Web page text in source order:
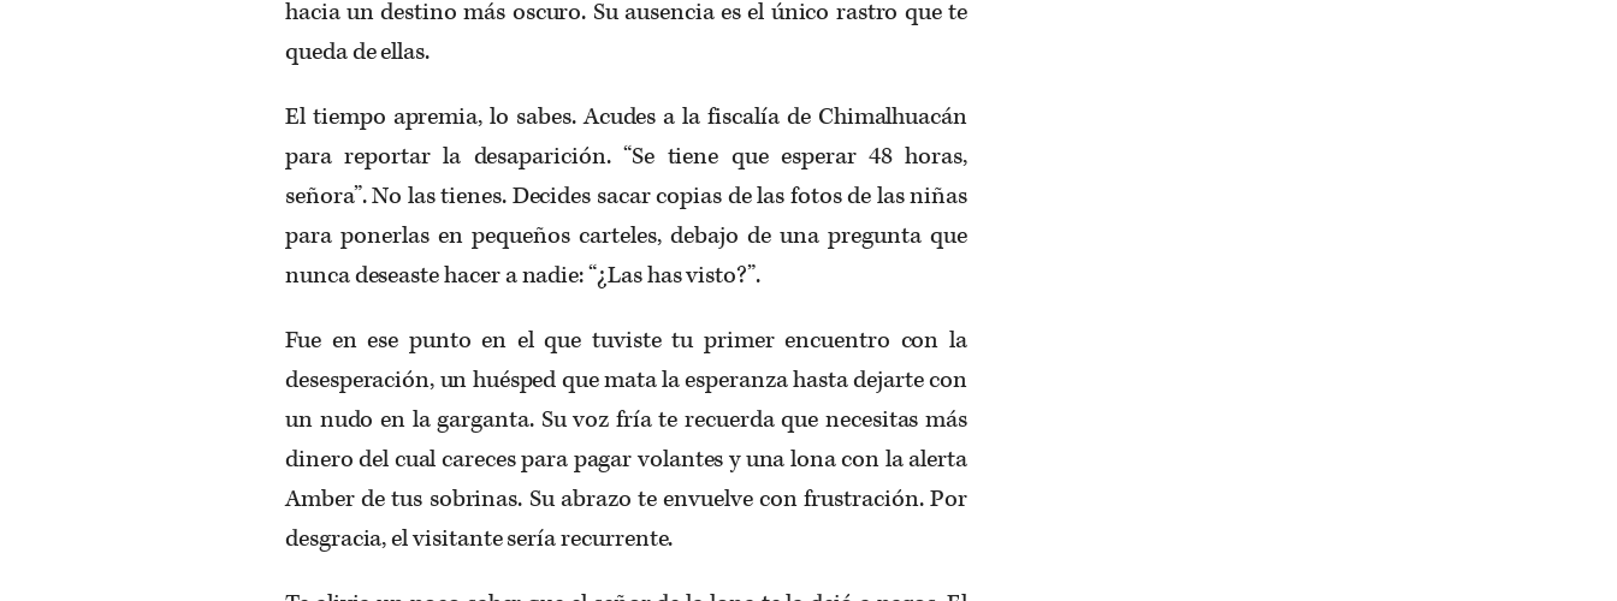
hacia un destino más oscuro. Su ausencia es el único rastro que te
queda de ellas.
El tiempo apremia, lo sabes. Acudes a la fiscalía de Chimalhuacán
para reportar la desaparición. “Se tiene que esperar 48 horas,
señora”. No las tienes. Decides sacar copias de las fotos de las niñas
para ponerlas en pequeños carteles, debajo de una pregunta que
nunca deseaste hacer a nadie: “¿Las has visto?”.
Fue en ese punto en el que tuviste tu primer encuentro con la
desesperación, un huésped que mata la esperanza hasta dejarte con
un nudo en la garganta. Su voz fría te recuerda que necesitas más
dinero del cual careces para pagar volantes y una lona con la alerta
Amber de tus sobrinas. Su abrazo te envuelve con frustración. Por
desgracia, el visitante sería recurrente.